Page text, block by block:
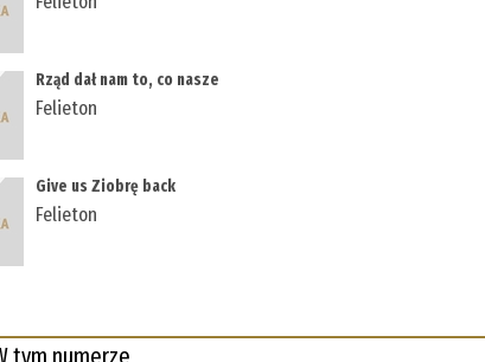
Rząd dał nam to, co nasze
Felieton
Give us Ziobrę back
Felieton